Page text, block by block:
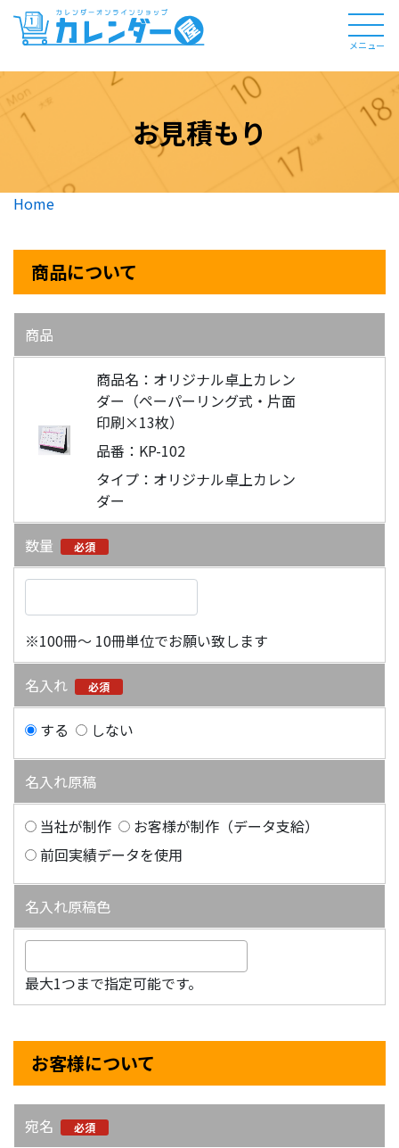
メニュー
お見積もり
Home
商品について
商品
商品名：オリジナル卓上カレン
ダー（ペーパーリング式・片面
印刷×13枚）
品番：KP-102
タイプ：オリジナル卓上カレン
ダー
数量 必須
※100冊～ 10冊単位でお願い致します
名入れ 必須
する しない
名入れ原稿
当社が制作
お客様が制作（データ支給）
前回実績データを使用
名入れ原稿色
最大1つまで指定可能です。
お客様について
宛名 必須